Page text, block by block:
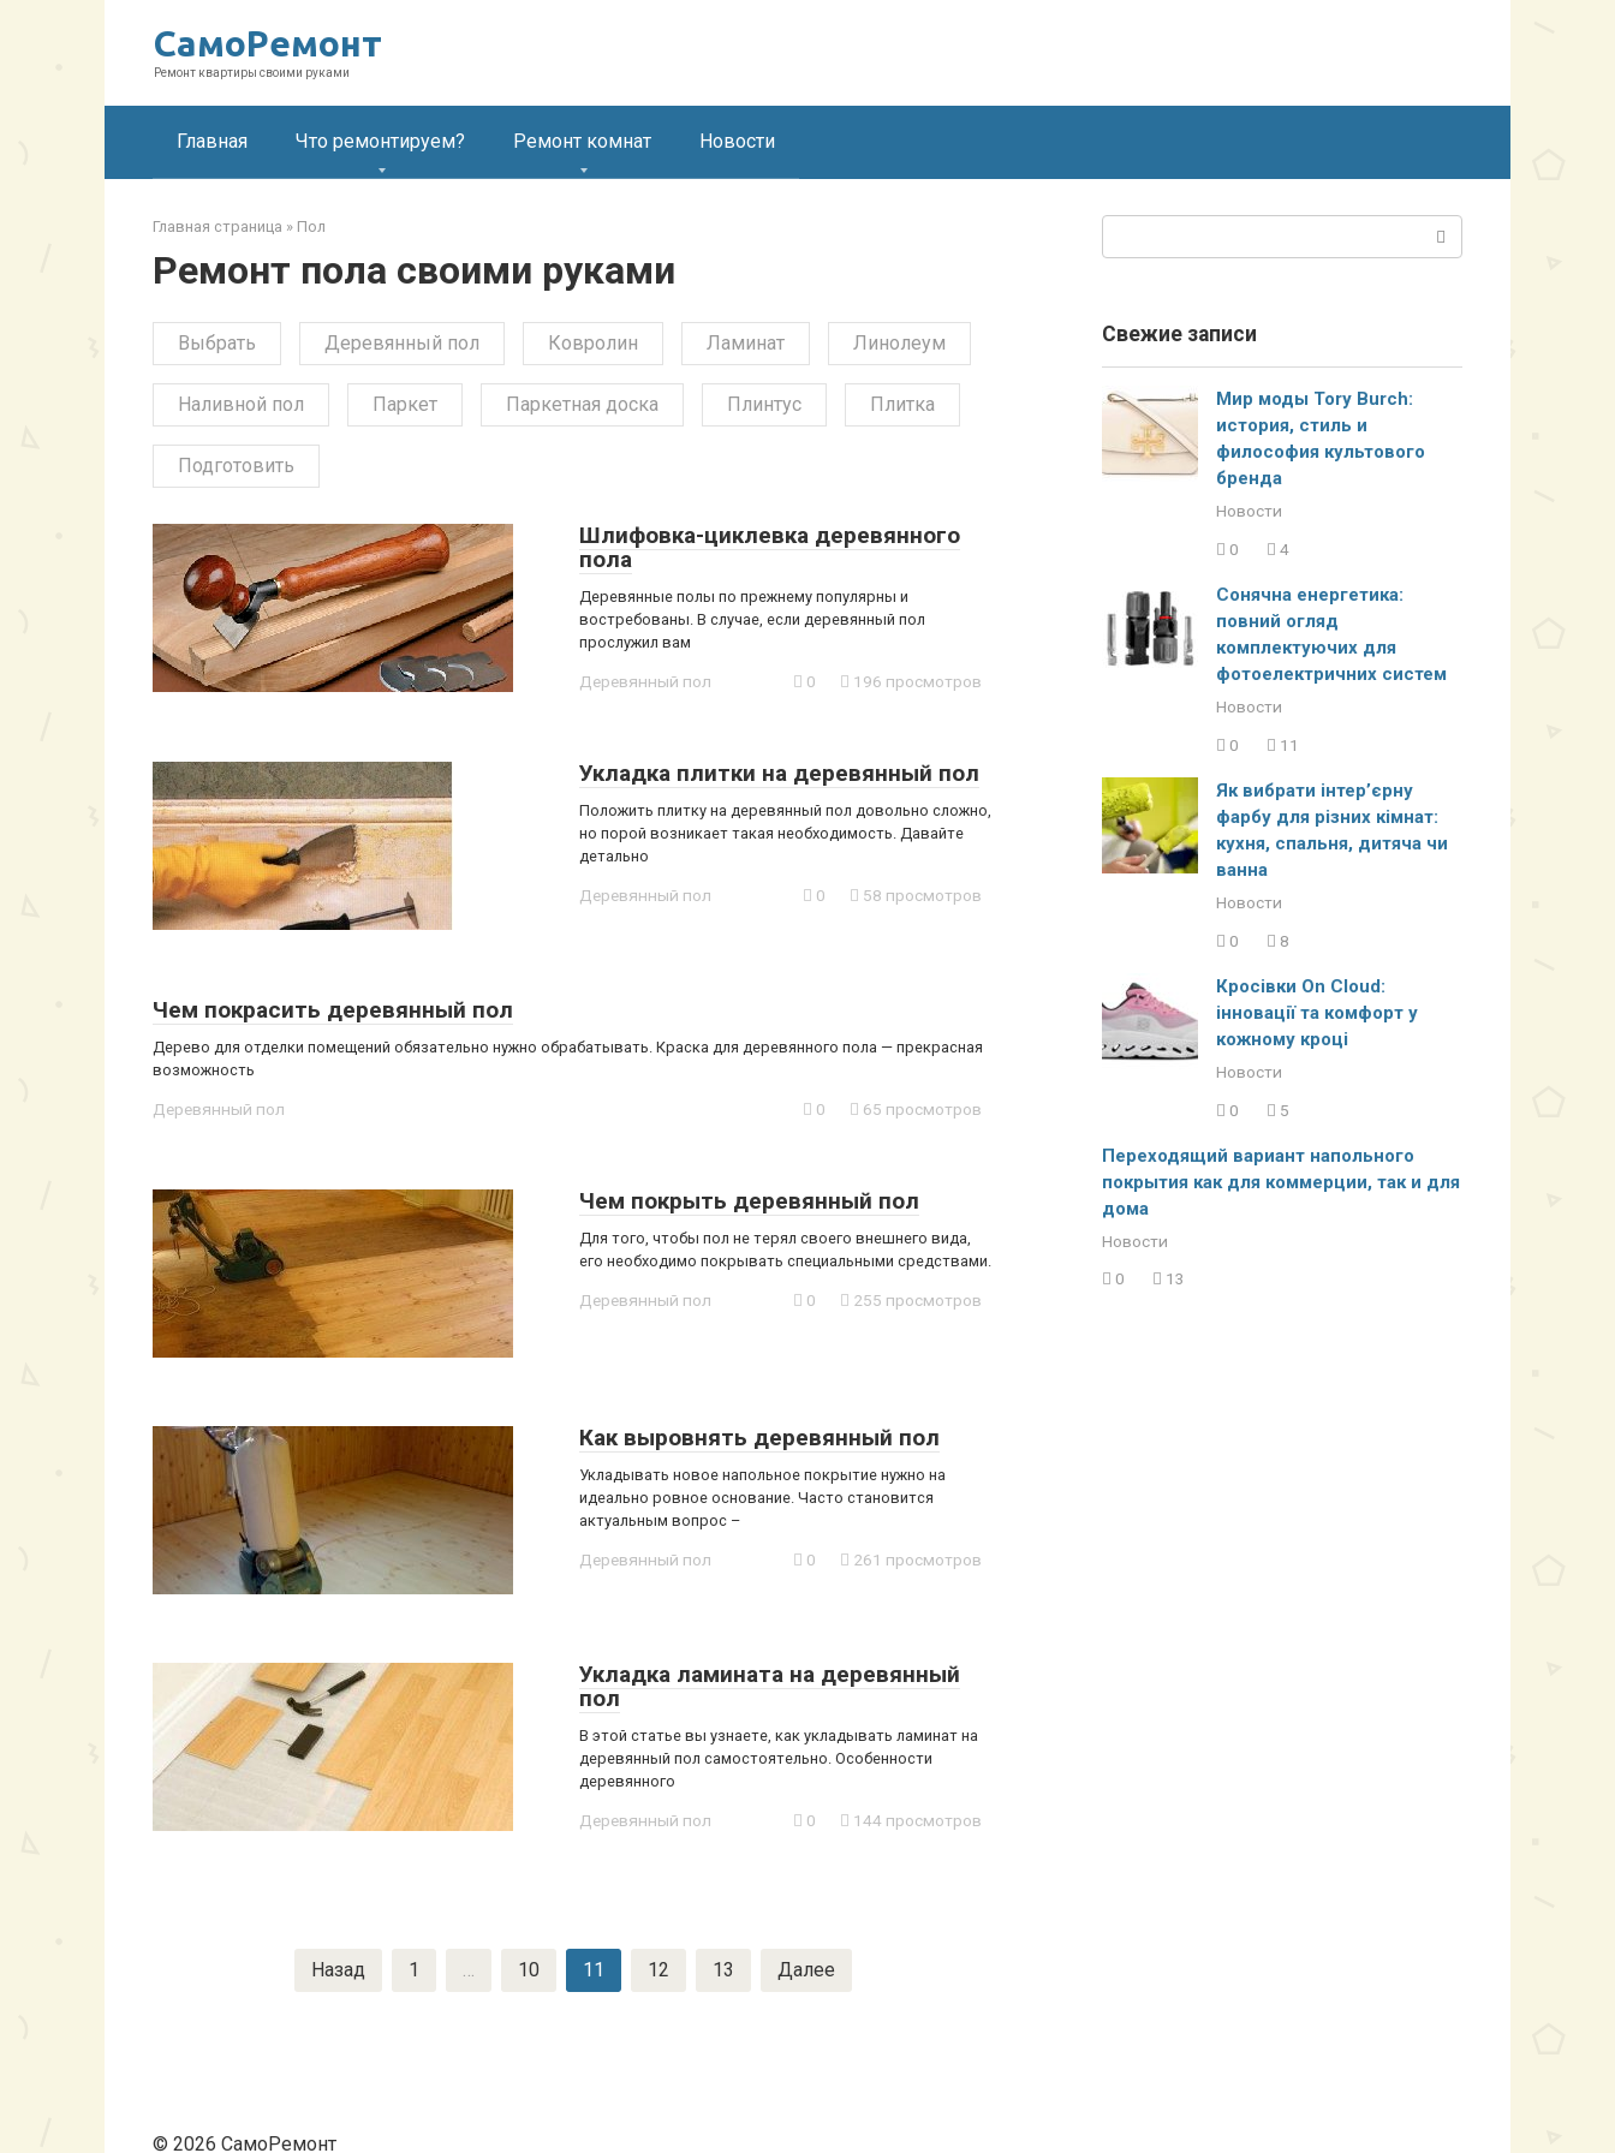
СамоРемонт
Ремонт квартиры своими руками
Главная Что ремонтируем? Ремонт комнат Новости
Главная страница » Пол
Ремонт пола своими руками
Выбрать Деревянный пол Ковролин Ламинат Линолеум
Наливной пол Паркет Паркетная доска Плинтус Плитка
Подготовить
Шлифовка-циклевка деревянного
пола
Деревянные полы по прежнему популярны и
востребованы. В случае, если деревянный пол
прослужил вам
Деревянный пол 0 196 просмотров
Укладка плитки на деревянный пол
Положить плитку на деревянный пол довольно сложно,
но порой возникает такая необходимость. Давайте
детально
Деревянный пол 0 58 просмотров
Чем покрасить деревянный пол
Дерево для отделки помещений обязательно нужно обрабатывать. Краска для деревянного пола — прекрасная
возможность
Деревянный пол 0 65 просмотров
Чем покрыть деревянный пол
Для того, чтобы пол не терял своего внешнего вида,
его необходимо покрывать специальными средствами.
Деревянный пол 0 255 просмотров
Как выровнять деревянный пол
Укладывать новое напольное покрытие нужно на
идеально ровное основание. Часто становится
актуальным вопрос –
Деревянный пол 0 261 просмотров
Укладка ламината на деревянный
пол
В этой статье вы узнаете, как укладывать ламинат на
деревянный пол самостоятельно. Особенности
деревянного
Деревянный пол 0 144 просмотров
Назад 1 … 10 11 12 13 Далее
Свежие записи
Мир моды Tory Burch:
история, стиль и
философия культового
бренда
Новости
0
4
Сонячна енергетика:
повний огляд
комплектуючих для
фотоелектричних систем
Новости
0
11
Як вибрати інтер’єрну
фарбу для різних кімнат:
кухня, спальня, дитяча чи
ванна
Новости
0
8
Кросівки On Cloud:
інновації та комфорт у
кожному кроці
Новости
0
5
Переходящий вариант напольного
покрытия как для коммерции, так и для
дома
Новости
0
13
© 2026 СамоРемонт